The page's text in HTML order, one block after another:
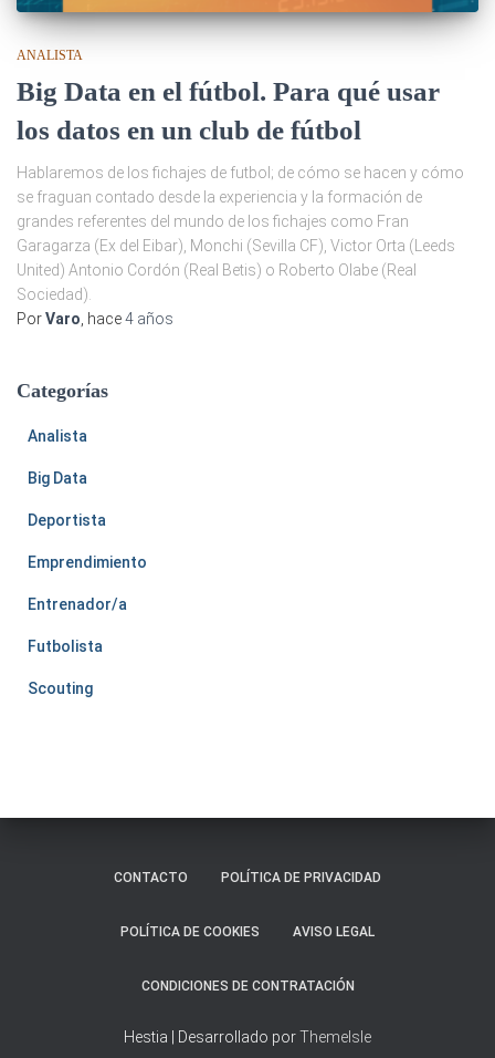
ANALISTA
Big Data en el fútbol. Para qué usar
los datos en un club de fútbol
Hablaremos de los fichajes de futbol; de cómo se hacen y cómo
se fraguan contado desde la experiencia y la formación de
grandes referentes del mundo de los fichajes como Fran
Garagarza (Ex del Eibar), Monchi (Sevilla CF), Victor Orta (Leeds
United) Antonio Cordón (Real Betis) o Roberto Olabe (Real
Sociedad).
PorVaro , hace4 años
Categorías
Analista
Big Data
Deportista
Emprendimiento
Entrenador/a
Futbolista
Scouting
CONTACTO POLÍTICA DE PRIVACIDAD
POLÍTICA DE COOKIES AVISO LEGAL
CONDICIONES DE CONTRATACIÓN
Hestia | Desarrollado porThemeIsle